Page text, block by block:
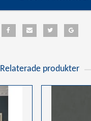
Relaterade produkter